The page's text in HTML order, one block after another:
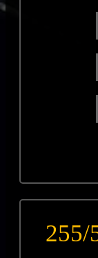
255/